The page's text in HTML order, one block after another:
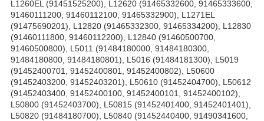
L1260EL (91451525200), L12620 (91465332600, 91465333600,
91460111200, 91460112100, 91465332900), L1271EL
(91475690201), L12820 (91465332300, 91465334200), L12830
(91460111800, 91460112200), L12840 (91460500700,
91460500800), L5011 (91484180000, 91484180300,
91484180800, 91484180801), L5016 (91484181300), L5019
(91452400701, 91452400801, 91452400802), L50600
(91452403200, 91452403201), L50610 (91452404700), L50612
(91452403400, 91452400100, 91452400101, 91452400102),
L50800 (91452403700), L50815 (91452401400, 91452401401),
L50820 (91484180700), L50840 (91452440400, 91490341600,